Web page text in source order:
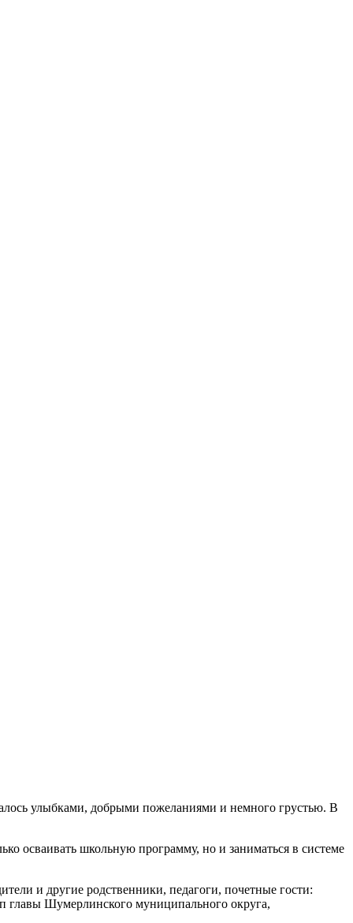
улыбками, добрыми пожеланиями и немного грустью. В
осваивать школьную программу, но и заниматься в системе
и другие родственники, педагоги, почетные гости:
главы Шумерлинского муниципального округа,